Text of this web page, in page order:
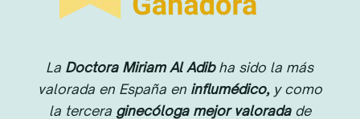
La Doctora Miriam Al Adibha sido la más
valorada en España en influmédico, y como
la terceraginecóloga mejor valorada de